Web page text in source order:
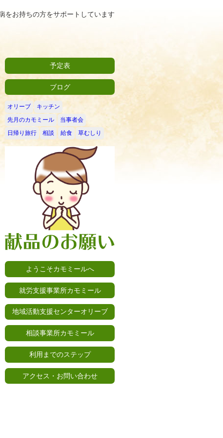
をお持ちの方をサポートしています
予定表
ブログ
オリーブ キッチン
先月のカモミール 当事者会
日帰り旅行 相談 給食 草むしり
ようこそカモミールへ
就労支援事業所カモミール
地域活動支援センターオリーブ
相談事業所カモミール
利用までのステップ
アクセス・お問い合わせ